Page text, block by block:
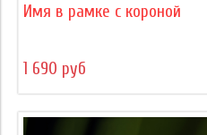
Имя в рамке с короной
1 690 руб